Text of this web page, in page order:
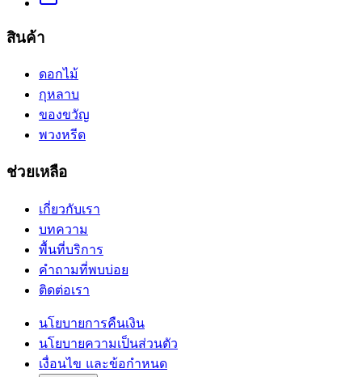
สินค้า
ดอกไม้
กุหลาบ
ของขวัญ
พวงหรีด
ช่วยเหลือ
เกี่ยวกับเรา
บทความ
พื้นที่บริการ
คำถามที่พบบ่อย
ติดต่อเรา
นโยบายการคืนเงิน
นโยบายความเป็นส่วนตัว
เงื่อนไข และข้อกำหนด